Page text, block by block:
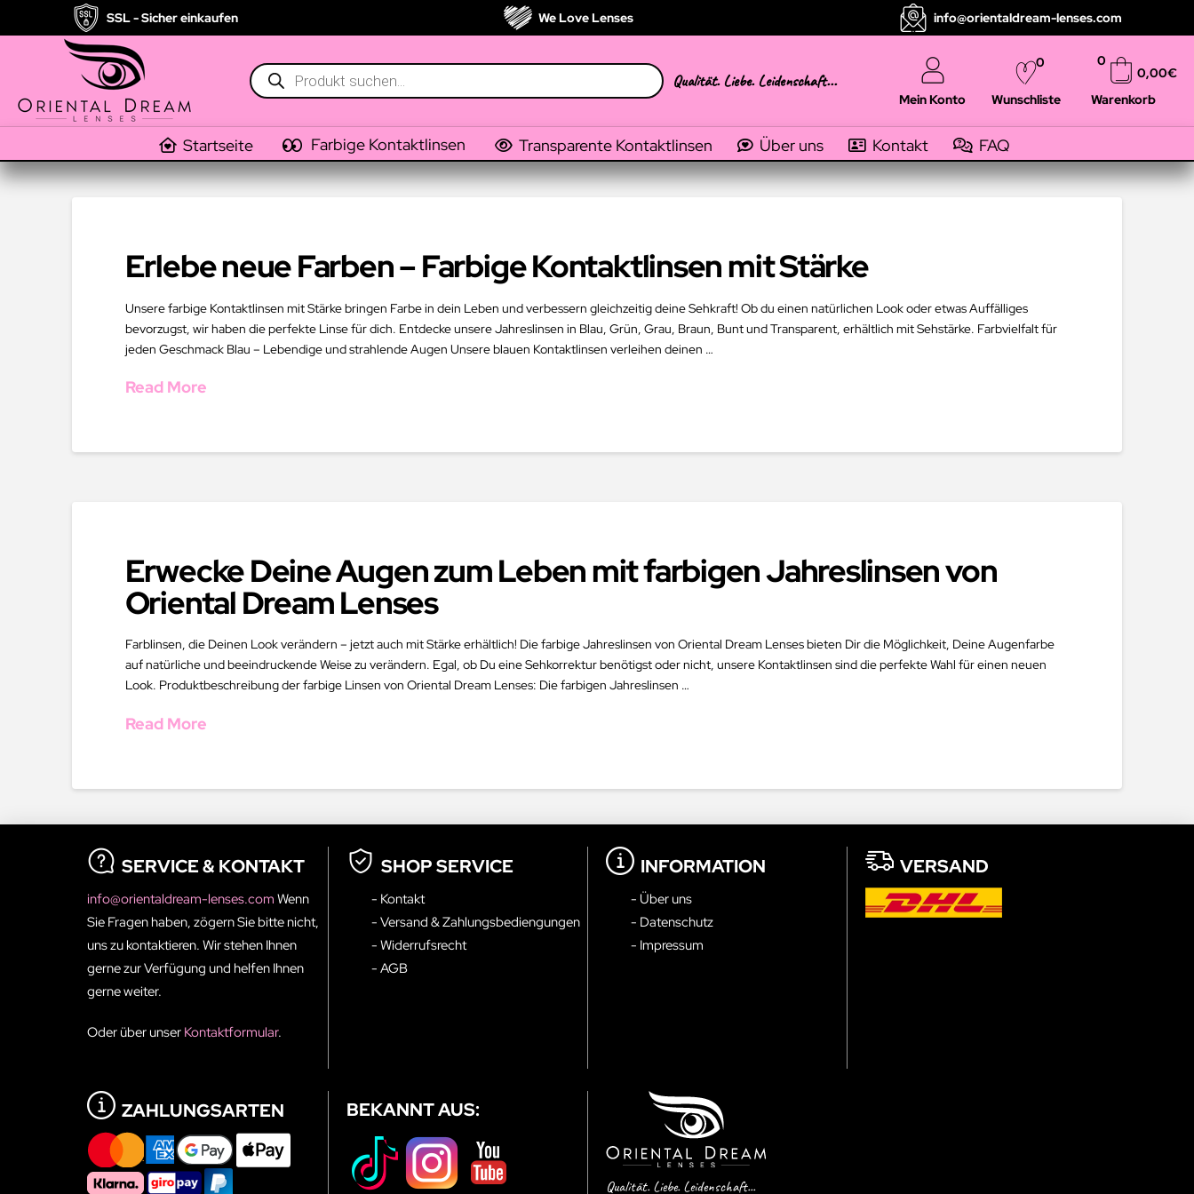
SSL - Sicher einkaufen We Love Lenses info@orientaldream-lenses.com
Products
search
Qualität. Liebe. Leidenschaft...
Mein Konto Wunschliste
0
Warenkorb
0,00€
0
Startseite Farbige Kontaktlinsen Transparente Kontaktlinsen Über uns Kontakt FAQ
Erlebe neue Farben – Farbige Kontaktlinsen mit Stärke
Unsere farbige Kontaktlinsen mit Stärke bringen Farbe in dein Leben und verbessern gleichzeitig deine Sehkraft! Ob du einen natürlichen Look oder etwas Auffälliges
bevorzugst, wir haben die perfekte Linse für dich. Entdecke unsere Jahreslinsen in Blau, Grün, Grau, Braun, Bunt und Transparent, erhältlich mit Sehstärke. Farbvielfalt für
jeden Geschmack Blau – Lebendige und strahlende Augen Unsere blauen Kontaktlinsen verleihen deinen …
Read More
Erwecke Deine Augen zum Leben mit farbigen Jahreslinsen von
Oriental Dream Lenses
Farblinsen, die Deinen Look verändern – jetzt auch mit Stärke erhältlich! Die farbige Jahreslinsen von Oriental Dream Lenses bieten Dir die Möglichkeit, Deine Augenfarbe
auf natürliche und beeindruckende Weise zu verändern. Egal, ob Du eine Sehkorrektur benötigst oder nicht, unsere Kontaktlinsen sind die perfekte Wahl für einen neuen
Look. Produktbeschreibung der farbige Linsen von Oriental Dream Lenses: Die farbigen Jahreslinsen …
Read More
SERVICE & KONTAKT
info@orientaldream-lenses.comWenn
Sie Fragen haben, zögern Sie bitte nicht,
uns zu kontaktieren. Wir stehen Ihnen
gerne zur Verfügung und helfen Ihnen
gerne weiter.
Oder über unserKontaktformular.
SHOP SERVICE
- Kontakt
- Versand & Zahlungsbediengungen
- Widerrufsrecht
- AGB
INFORMATION
- Über uns
- Datenschutz
- Impressum
VERSAND
ZAHLUNGSARTEN BEKANNT AUS:
Qualität. Liebe. Leidenschaft...